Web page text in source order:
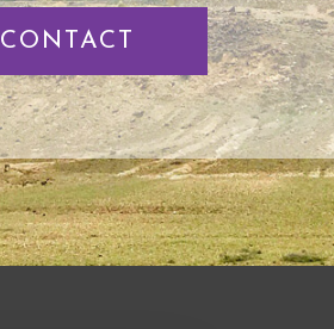
CONTACT